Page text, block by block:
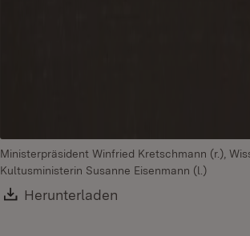
Ministerpräsident Winfried Kretschmann (r.),
Kultusministerin Susanne Eisenmann (l.)
Download:
Herunterladen